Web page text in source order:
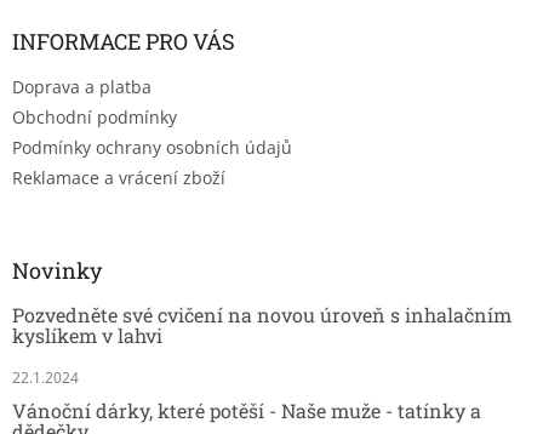
INFORMACE PRO VÁS
Doprava a platba
Obchodní podmínky
Podmínky ochrany osobních údajů
Reklamace a vrácení zboží
Novinky
Pozvedněte své cvičení na novou úroveň s inhalačním
kyslíkem v lahvi
22.1.2024
Vánoční dárky, které potěší - Naše muže - tatínky a